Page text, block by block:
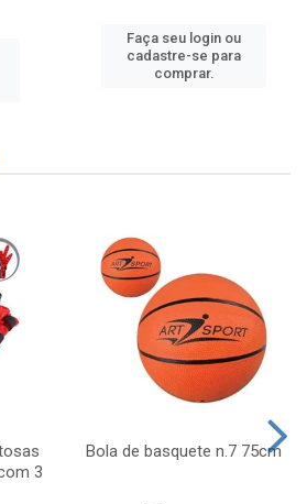
Faça seu login ou
cadastre-se para
comprar.
3
Bola de basquete n.7 75cm